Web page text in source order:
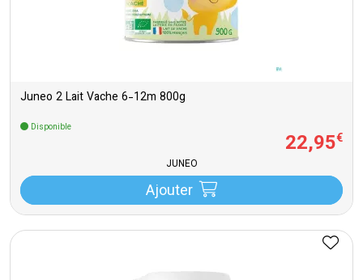
Juneo 2 Lait Vache 6-12m 800g
Disponible
22,95€
JUNEO
Ajouter